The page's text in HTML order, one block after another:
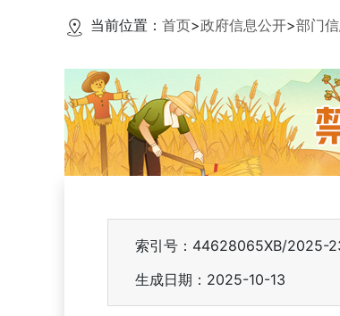
当前位置： 首页>政府信息公开>部门
索引号：44628065XB/2025-
生成日期：2025-10-13